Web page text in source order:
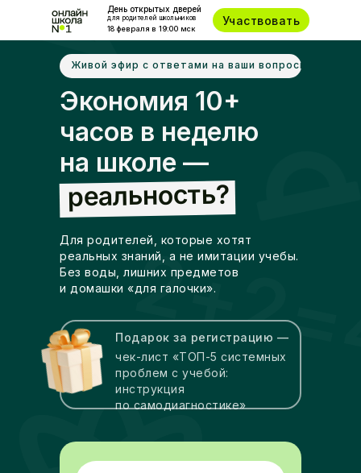
18 февраля в 19:00 мск
для родителей школьников
День открытых дверей
Участвовать
Для родителей, которые хотят
реальных знаний, а не имитации учебы.
Без воды, лишних предметов
и домашки «для галочки».
Живой эфир с ответами на ваши вопросы
чек-лист «ТОП-5 системных
проблем с учебой:
инструкция
по самодиагностике»
Подарок за регистрацию —
Экономия 10+
часов в неделю
на школе —
реальность?